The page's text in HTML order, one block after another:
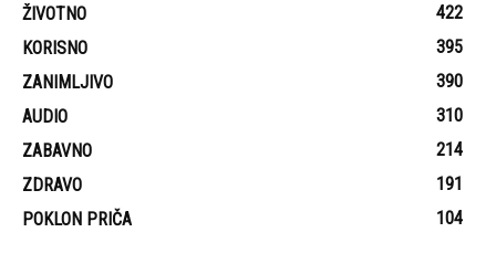
ŽIVOTNO
422
KORISNO
395
ZANIMLJIVO
390
AUDIO
310
ZABAVNO
214
ZDRAVO
191
POKLON PRIČA
104